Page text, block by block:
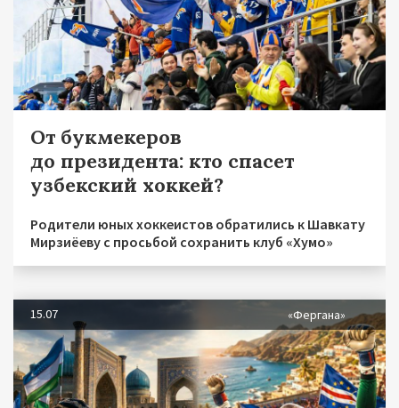
От букмекеров
до президента: кто спасет
узбекский хоккей?
Родители юных хоккеистов обратились к Шавкату
Мирзиёеву с просьбой сохранить клуб «Хумо»
15.07 «Фергана»